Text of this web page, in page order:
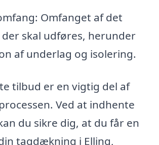
Omfanget af det
skal udføres, herunder
af underlag og isolering.
tilbud er en vigtig del af
Ved at indhente
du sikre dig, at du får en
tagdækning i Elling,